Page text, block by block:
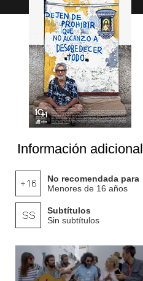
Información adicional
No recomendada para
Menores de 16 años
Subtítulos
Sin subtítulos